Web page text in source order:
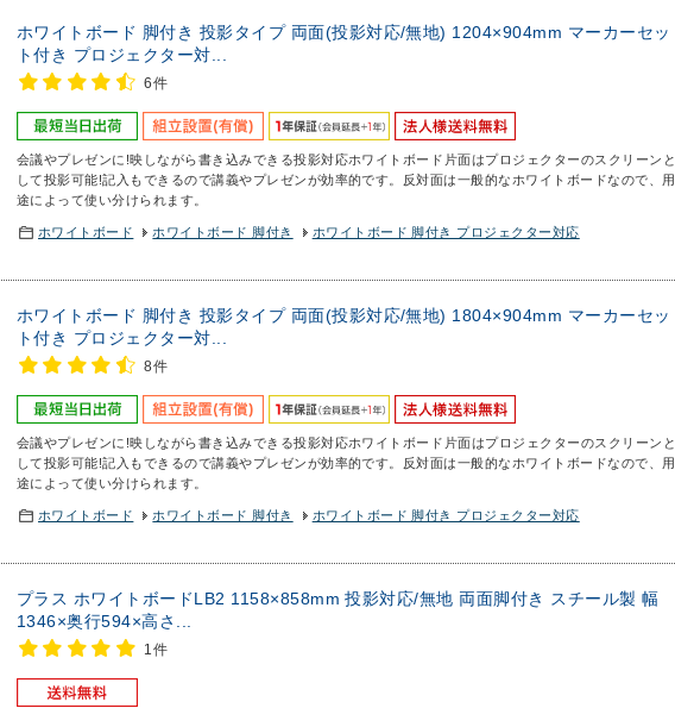
ホワイトボード 脚付き 投影タイプ 両面(投影対応/無地) 1204×904mm マーカーセッ
ト付き プロジェクター対...
6件
会議やプレゼンに!映しながら書き込みできる投影対応ホワイトボード 片面はプロジェクターのスクリーンと
して投影可能!記入もできるので講義やプレゼンが効率的です。反対面は一般的なホワイトボードなので、用
途によって使い分けられます。
ホワイトボード ホワイトボード 脚付き ホワイトボード 脚付き プロジェクター対応
ホワイトボード 脚付き 投影タイプ 両面(投影対応/無地) 1804×904mm マーカーセッ
ト付き プロジェクター対...
8件
会議やプレゼンに!映しながら書き込みできる投影対応ホワイトボード 片面はプロジェクターのスクリーンと
して投影可能!記入もできるので講義やプレゼンが効率的です。反対面は一般的なホワイトボードなので、用
途によって使い分けられます。
ホワイトボード ホワイトボード 脚付き ホワイトボード 脚付き プロジェクター対応
プラス ホワイトボードLB2 1158×858mm 投影対応/無地 両面脚付き スチール製 幅
1346×奥行594×高さ...
1件